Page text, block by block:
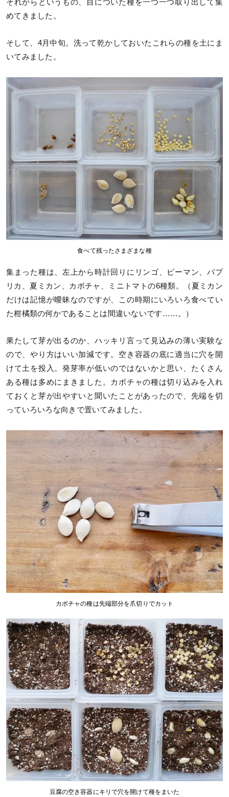
それからというもの、目についた種を一つ一つ取り出して集
めてきました。
そして、4月中旬。洗って乾かしておいたこれらの種を土にま
いてみました。
食べて残ったさまざまな種
集まった種は、左上から時計回りにリンゴ、ピーマン、パプ
リカ、夏ミカン、カボチャ、ミニトマトの6種類。（夏ミカン
だけは記憶が曖昧なのですが、この時期にいろいろ食べてい
た柑橘類の何かであることは間違いないです……。）
果たして芽が出るのか、ハッキリ言って見込みの薄い実験な
ので、やり方はいい加減です。空き容器の底に適当に穴を開
けて土を投入。発芽率が低いのではないかと思い、たくさん
ある種は多めにまきました。カボチャの種は切り込みを入れ
ておくと芽が出やすいと聞いたことがあったので、先端を切
っていろいろな向きで置いてみました。
カボチャの種は先端部分を爪切りでカット
豆腐の空き容器にキリで穴を開けて種をまいた